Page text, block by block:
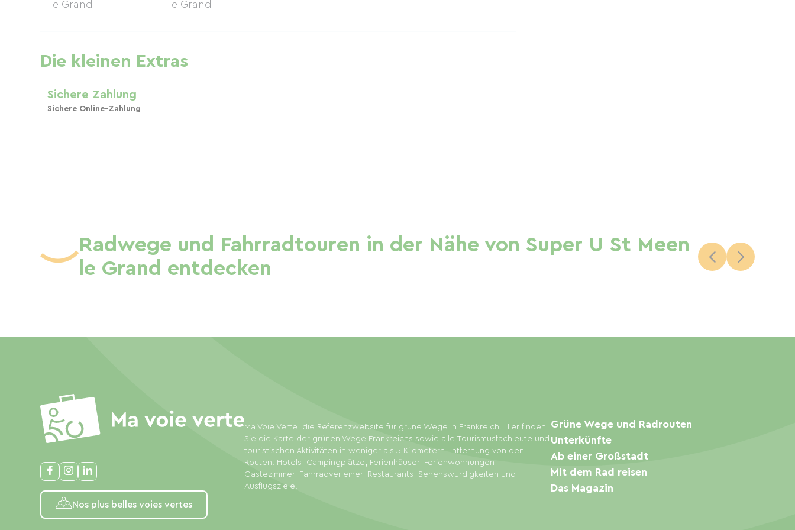
Die kleinen Extras
Sichere Zahlung
Sichere Online-Zahlung
Radwege und Fahrradtouren in der Nähe von Super U St Meen
le Grand entdecken
Nos plus belles voies vertes
Ma Voie Verte, die Referenzwebsite für grüne Wege in Frankreich. Hier finden
Sie die Karte der grünen Wege Frankreichs sowie alle Tourismusfachleute und
touristischen Aktivitäten in weniger als 5 Kilometern Entfernung von den
Routen: Hotels, Campingplätze, Ferienhäuser, Ferienwohnungen,
Gästezimmer, Fahrradverleiher, Restaurants, Sehenswürdigkeiten und
Ausflugsziele.
Grüne Wege und Radrouten
Unterkünfte
Ab einer Großstadt
Mit dem Rad reisen
Das Magazin